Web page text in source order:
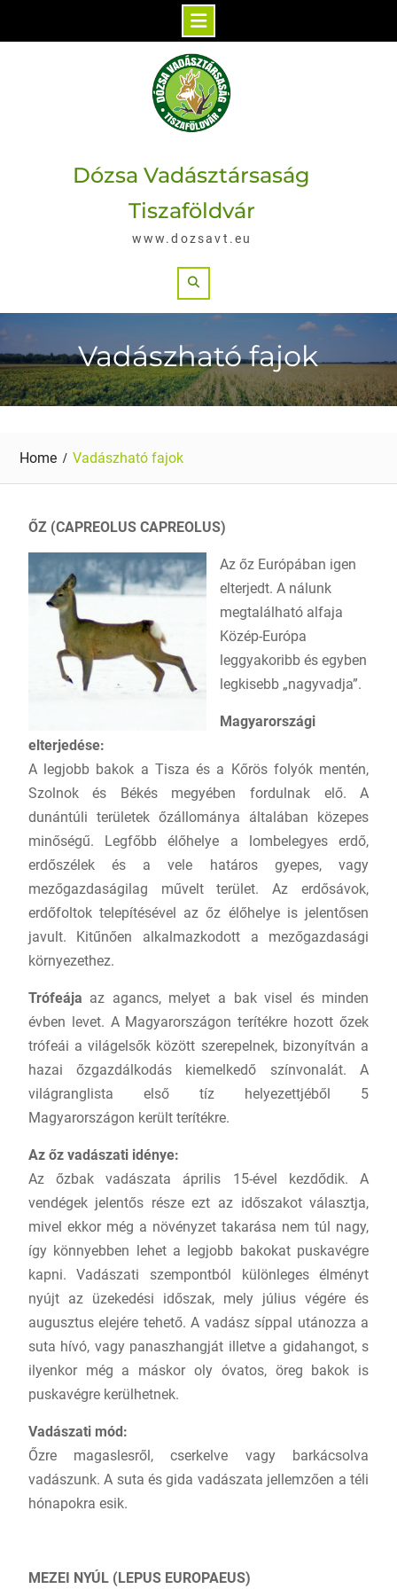
Dózsa Vadásztársaság
Tiszaföldvár
www.dozsavt.eu
Vadászható fajok
Home Vadászható fajok
ŐZ (CAPREOLUS CAPREOLUS)
Az őz Európában igen
elterjedt. A nálunk
megtalálható alfaja
Közép-Európa
leggyakoribb és egyben
legkisebb „nagyvadja”.
Magyarországi
elterjedése:
A legjobb bakok a Tisza és a Kőrös folyók mentén,
Szolnok és Békés megyében fordulnak elő. A
dunántúli területek őzállománya általában közepes
minőségű. Legfőbb élőhelye a lombelegyes erdő,
erdőszélek és a vele határos gyepes, vagy
mezőgazdaságilag művelt terület. Az erdősávok,
erdőfoltok telepítésével az őz élőhelye is jelentősen
javult. Kitűnően alkalmazkodott a mezőgazdasági
környezethez.
Trófeája az agancs, melyet a bak visel és minden
évben levet. A Magyarországon terítékre hozott őzek
trófeái a világelsők között szerepelnek, bizonyítván a
hazai őzgazdálkodás kiemelkedő színvonalát. A
világranglista első tíz helyezettjéből 5
Magyarországon került terítékre.
Az őz vadászati idénye:
Az őzbak vadászata április 15-ével kezdődik. A
vendégek jelentős része ezt az időszakot választja,
mivel ekkor még a növényzet takarása nem túl nagy,
így könnyebben lehet a legjobb bakokat puskavégre
kapni. Vadászati szempontból különleges élményt
nyújt az üzekedési időszak, mely július végére és
augusztus elejére tehető. A vadász síppal utánozza a
suta hívó, vagy panaszhangját illetve a gidahangot, s
ilyenkor még a máskor oly óvatos, öreg bakok is
puskavégre kerülhetnek.
Vadászati mód:
Őzre magaslesről, cserkelve vagy barkácsolva
vadászunk. A suta és gida vadászata jellemzően a téli
hónapokra esik.
MEZEI NYÚL (LEPUS EUROPAEUS)